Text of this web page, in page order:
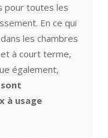
pour toutes les
En ce qui
les chambres
à court terme,
également,
à usage